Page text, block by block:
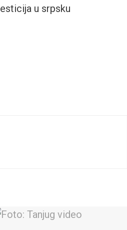
u srpsku